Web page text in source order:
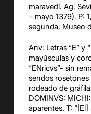
maravedí. Ag.
– mayo 1379). P:
segunda, Museo
Anv: Letras “E” y
mayúsculas y
“ENricvs”- sin
sendos
rodeado de
DOMINVS:
aparentes. T: